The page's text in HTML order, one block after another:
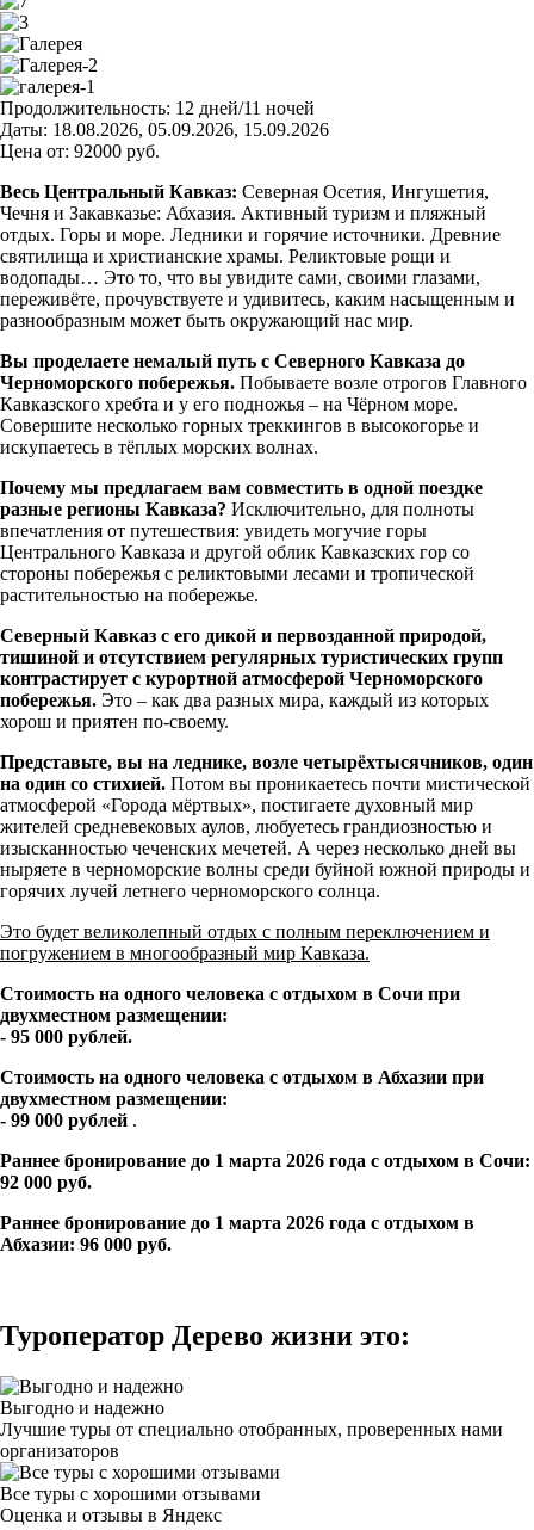
Продолжительность: 12 дней/11 ночей
Даты: 18.08.2026, 05.09.2026, 15.09.2026
Цена от: 92000 руб.
Весь Центральный Кавказ: Северная Осетия, Ингушетия,
Чечня и Закавказье: Абхазия. Активный туризм и пляжный
отдых. Горы и море. Ледники и горячие источники. Древние
святилища и христианские храмы. Реликтовые рощи и
водопады… Это то, что вы увидите сами, своими глазами,
переживёте, прочувствуете и удивитесь, каким насыщенным и
разнообразным может быть окружающий нас мир.
Вы проделаете немалый путь с Северного Кавказа до
Черноморского побережья. Побываете возле отрогов Главного
Кавказского хребта и у его подножья – на Чёрном море.
Совершите несколько горных треккингов в высокогорье и
искупаетесь в тёплых морских волнах.
Почему мы предлагаем вам совместить в одной поездке
разные регионы Кавказа? Исключительно, для полноты
впечатления от путешествия: увидеть могучие горы
Центрального Кавказа и другой облик Кавказских гор со
стороны побережья с реликтовыми лесами и тропической
растительностью на побережье.
Северный Кавказ с его дикой и первозданной природой,
тишиной и отсутствием регулярных туристических групп
контрастирует с курортной атмосферой Черноморского
побережья. Это – как два разных мира, каждый из которых
хорош и приятен по-своему.
Представьте, вы на леднике, возле четырёхтысячников, один
на один со стихией. Потом вы проникаетесь почти мистической
атмосферой «Города мёртвых», постигаете духовный мир
жителей средневековых аулов, любуетесь грандиозностью и
изысканностью чеченских мечетей. А через несколько дней вы
ныряете в черноморские волны среди буйной южной природы и
горячих лучей летнего черноморского солнца.
Это будет великолепный отдых с полным переключением и
погружением в многообразный мир Кавказа.
Стоимость на одного человека с отдыхом в Сочи при
двухместном размещении:
- 95 000 рублей.
Стоимость на одного человека с отдыхом в Абхазии при
двухместном размещении:
- 99 000 рублей .
Раннее бронирование до 1 марта 2026 года с отдыхом в Сочи:
92 000 руб.
Раннее бронирование до 1 марта 2026 года с отдыхом в
Абхазии: 96 000 руб.
Туроператор Дерево жизни это:
Выгодно и надежно
Лучшие туры от специально отобранных, проверенных нами
организаторов
Все туры с хорошими отзывами
Оценка и отзывы в Яндекс